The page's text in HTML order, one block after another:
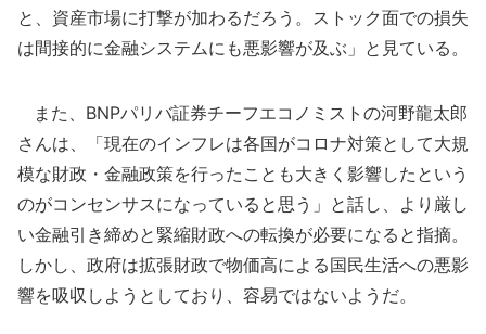
と、資産市場に打撃が加わるだろう。ストック面での損失
は間接的に金融システムにも悪影響が及ぶ」と見ている。
また、BNPパリバ証券チーフエコノミストの河野龍太郎
さんは、「現在のインフレは各国がコロナ対策として大規
模な財政・金融政策を行ったことも大きく影響したという
のがコンセンサスになっていると思う」と話し、より厳し
い金融引き締めと緊縮財政への転換が必要になると指摘。
しかし、政府は拡張財政で物価高による国民生活への悪影
響を吸収しようとしており、容易ではないようだ。